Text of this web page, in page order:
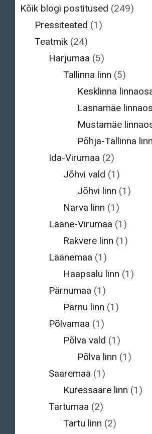
Kõik blogi postitused (249)
Pressiteated (1)
Teatmik(24)
Harjumaa (5)
Tallinna linn (5)
Kesklinna
Lasnamäe
Mustamäe
Põhja-Tallinna
Ida-Virumaa (2)
Jõhvi vald (1)
Jõhvi linn (1)
Narva linn (1)
Lääne-Virumaa (1)
Rakvere linn (1)
Läänemaa (1)
Haapsalu linn (1)
Pärnumaa (1)
Pärnu linn (1)
Põlvamaa (1)
Põlva vald (1)
Põlva linn (1)
Saaremaa (1)
Kuressaare linn (1)
Tartumaa (2)
Tartu linn (2)